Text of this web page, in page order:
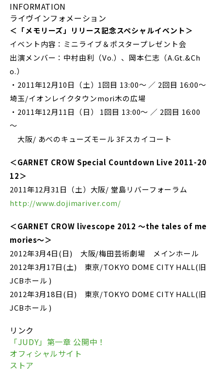
INFORMATION
ライヴインフォメーション
＜「メモリーズ」リリース記念スペシャルイベント＞
イベント内容：ミニライブ＆ポスタープレゼント会
出演メンバー：中村由利（Vo.）、岡本仁志（A.Gt.&Ch
o.）
・2011年12月10日（土）1回目 13:00～ ／ 2回目 16:00～
埼玉/イオンレイクタウンmori木の広場
・2011年12月11日（日） 1回目 13:00～ ／ 2回目 16:00
～
大阪/ あべのキューズモール 3Fスカイコート
＜GARNET CROW Special Countdown Live 2011-20
12＞
2011年12月31日（土）大阪/ 堂島リバーフォーラム
http://www.dojimariver.com/
＜GARNET CROW livescope 2012 ～the tales of me
mories～＞
2012年3月4日(日) 大阪/梅田芸術劇場 メインホール
2012年3月17日(土) 東京/TOKYO DOME CITY HALL(旧
JCBホール )
2012年3月18日(日) 東京/TOKYO DOME CITY HALL(旧
JCBホール )
リンク
「JUDY」第一章 公開中！
オフィシャルサイト
ストア